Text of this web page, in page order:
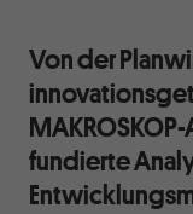
Von der
fundierte